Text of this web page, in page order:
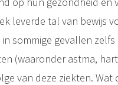
leverde tal van bewijs
sommige gevallen
(waaronder astma,
van deze ziekten. Wat